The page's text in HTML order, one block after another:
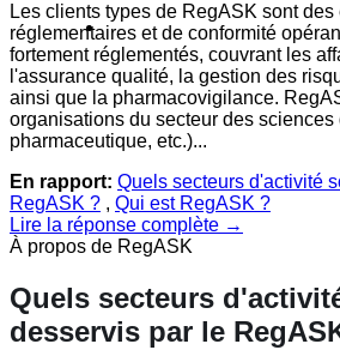
Les clients types de RegASK sont des
réglementaires et de conformité
fortement réglementés, couvrant les
l'assurance qualité, la gestion des
ainsi que la pharmacovigilance.
organisations du secteur des
pharmaceutique, etc.)...
En rapport: Quels secteurs d'activité
RegASK ? , Qui est RegASK ?
Lire la réponse complète →
À propos de RegASK
Quels secteurs
desservis par le